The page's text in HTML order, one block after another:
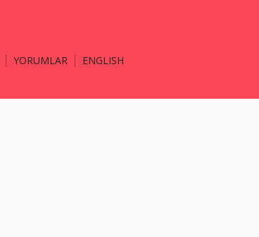
YORUMLAR ENGLISH